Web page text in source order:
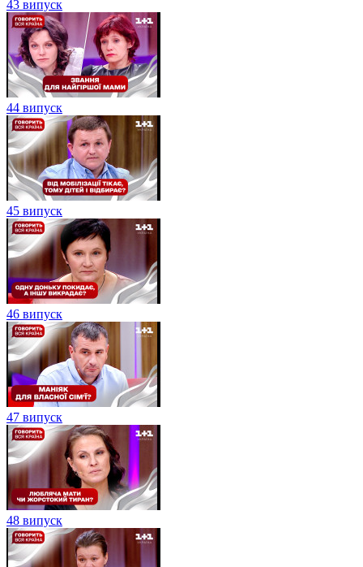
43 випуск
44 випуск
45 випуск
46 випуск
47 випуск
48 випуск